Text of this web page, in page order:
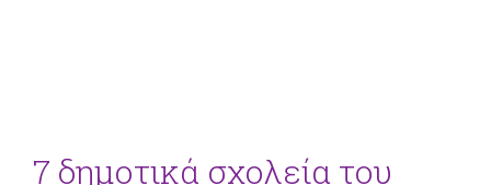
7 δημοτικά σχολεία του